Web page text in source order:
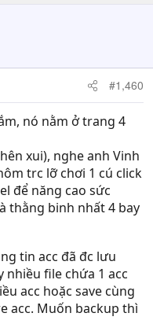
#1,460
nó nằm ở trang 4
xui), nghe anh Vinh
trc lỡ chơi 1 cú click
để năng cao sức
thằng binh nhất 4 bay
tin acc đã đc lưu
nhiều file chứa 1 acc
acc hoặc save cùng
acc. Muốn backup thì